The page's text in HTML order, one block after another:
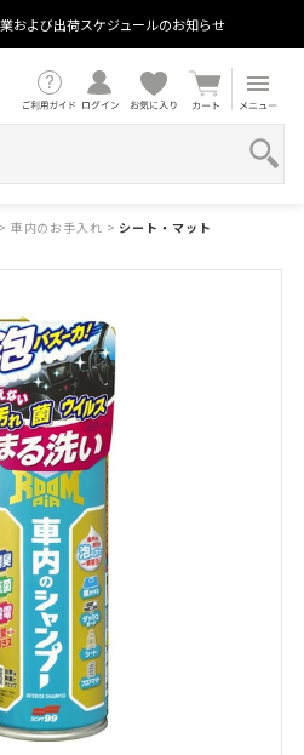
および出荷スケジュールのお知らせ
> 車内のお手入れ > シート・マット